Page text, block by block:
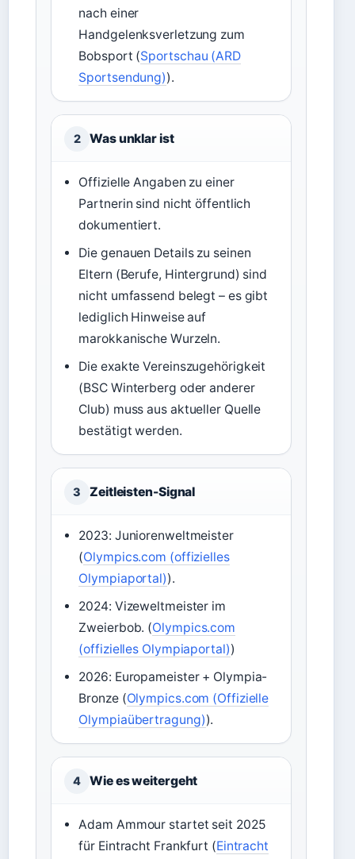
nach einer
Handgelenksverletzung zum
Bobsport (Sportschau (ARD
Sportsendung)).
2 Was unklar ist
Offizielle Angaben zu einer
Partnerin sind nicht öffentlich
dokumentiert.
Die genauen Details zu seinen
Eltern (Berufe, Hintergrund) sind
nicht umfassend belegt – es gibt
lediglich Hinweise auf
marokkanische Wurzeln.
Die exakte Vereinszugehörigkeit
(BSC Winterberg oder anderer
Club) muss aus aktueller Quelle
bestätigt werden.
3 Zeitleisten-Signal
2023: Juniorenweltmeister
(Olympics.com (offizielles
Olympiaportal)).
2024: Vizeweltmeister im
Zweierbob. (Olympics.com
(offizielles Olympiaportal))
2026: Europameister + Olympia-
Bronze (Olympics.com (Offizielle
Olympiaübertragung)).
4 Wie es weitergeht
Adam Ammour startet seit 2025
für Eintracht Frankfurt (Eintracht